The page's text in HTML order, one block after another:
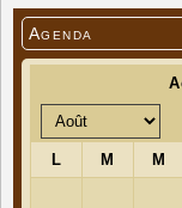
Agenda